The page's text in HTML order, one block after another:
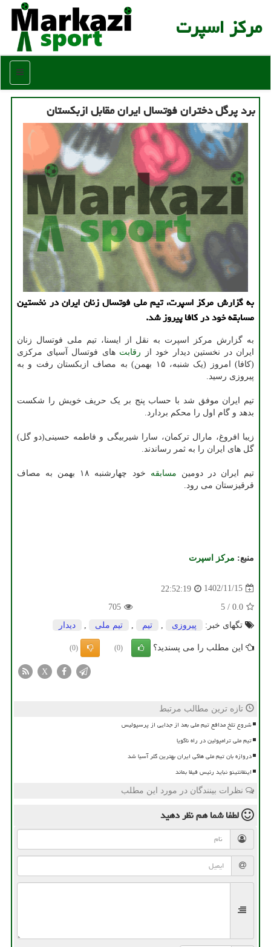
مركز اسپرت
منو
برد پرگل دختران فوتسال ایران مقابل ازبکستان
به گزارش مرکز اسپرت، تیم ملی فوتسال زنان ایران در نخستین
مسابقه خود در کافا پیروز شد.
به گزارش مرکز اسپرت به نقل از ایسنا، تیم ملی فوتسال زنان
ایران در نخستین دیدار خود از رقابت های فوتسال آسیای مرکزی
(کافا) امروز (یک شنبه، ۱۵ بهمن) به مصاف ازبکستان رفت و به
پیروزی رسید.
تیم ایران موفق شد با حساب پنج بر یک حریف خویش را شکست
بدهد و گام اول را محکم بردارد.
زیبا افروغ، مارال ترکمان، سارا شیربیگی و فاطمه حسینی(دو گل)
گل های ایران را به ثمر رساندند.
تیم ایران در دومین مسابقه
خود چهارشنبه ۱۸ بهمن به مصاف
قرقیزستان می رود.
منبع: مركز اسپرت
1402/11/15
22:52:19
0.0
/
5
705
تگهای خبر:
پیروزی تیم تیم ملی دیدار
این مطلب را می پسندید؟ (0)
(0)
X
تازه ترین مطالب مرتبط
شروع تلخ مدافع تیم ملی بعد از جدایی از پرسپولیس
تیم ملی ترامپولین در راه ناگویا
دروازه بان تیم ملی هاکی ایران بهترین گلر آسیا شد
اینفانتینو نباید رئیس فیفا بماند
نظرات بینندگان در مورد این مطلب
لطفا شما همنظر دهید